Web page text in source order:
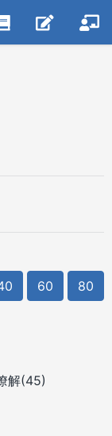
60 80
解(45)